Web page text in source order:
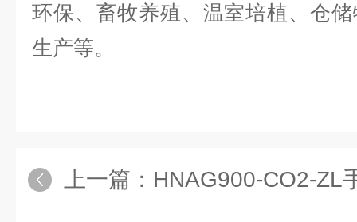
环保、畜牧养殖、温室培植、仓
生产等。
上一篇： HNAG900-CO2-ZL